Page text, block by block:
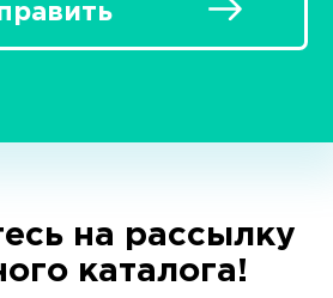
на рассылку
каталога!